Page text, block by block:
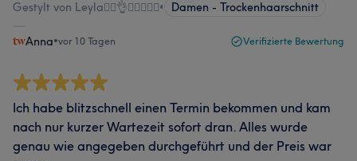
Gestylt von Leyla💇‍♀️👌💇‍♂️💆🏻‍♀️• Damen - Trockenhaarschnitt
Anna•vor 10 Tagen Verifizierte Bewertung
Ich habe blitzschnell einen Termin bekommen und kam
nach nur kurzer Wartezeit sofort dran. Alles wurde
genau wie angegeben durchgeführt und der Preis war